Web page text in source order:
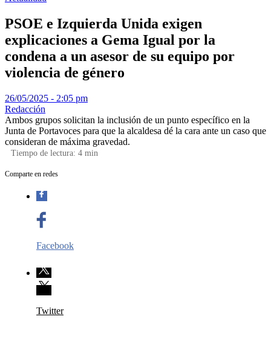
PSOE e Izquierda Unida exigen
explicaciones a Gema Igual por la
condena a un asesor de su equipo por
violencia de género
26/05/2025 - 2:05 pm
Redacción
Ambos grupos solicitan la inclusión de un punto específico en la
Junta de Portavoces para que la alcaldesa dé la cara ante un caso que
consideran de máxima gravedad.
Tiempo de lectura: 4 min
Comparte en redes
Facebook
Twitter